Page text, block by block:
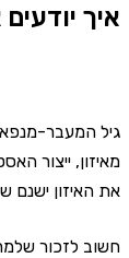
איך
מאיזון, ייצור
את האיזון ישנם
חשוב לזכור